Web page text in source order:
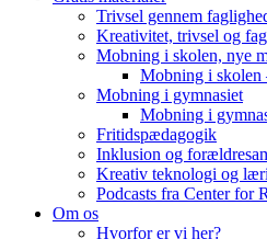
Trivsel gennem
Kreativitet, trivsel og
Mobning i skolen, nye
Mobning i skolen
Mobning i gymnasiet
Mobning i
Fritidspædagogik
Inklusion og
Kreativ teknologi og
Podcasts fra Center for
Om os
Hvorfor er vi her?